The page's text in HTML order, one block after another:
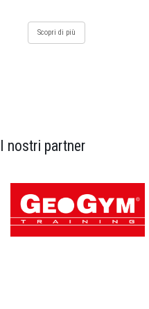
Scopri di più
I nostri partner